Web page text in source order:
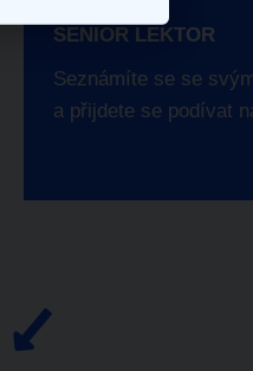
SENIOR LEKTOR
Seznámíte se se
a přijdete se podívat